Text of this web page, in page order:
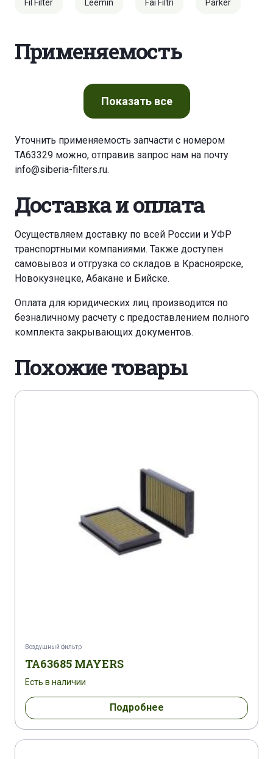
Fil Filter Leemin Fai Filtri Parker
Применяемость
Показатьвсе
Уточнить применяемость запчасти с номером
TA63329 можно, отправив запрос нам на почту
info@siberia-filters.ru.
Доставка и оплата
Осуществляем доставку по всей России и УФР
транспортными компаниями. Также доступен
самовывоз и отгрузка со складов в Красноярске,
Новокузнецке, Абакане и Бийске.
Оплата для юридических лиц производится по
безналичному расчету с предоставлением полного
комплекта закрывающих документов.
Похожие товары
Воздушный фильтр
TA63685 MAYERS
Есть в наличии
Подробнее